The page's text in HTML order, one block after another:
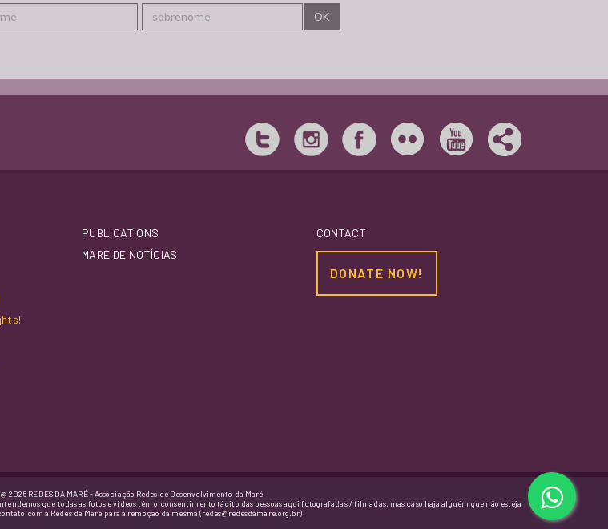
PUBLICATIONS
MARÉ DE NOTÍCIAS
CONTACT
DONATE NOW!
@ 2026 REDES DA MARÉ - Associação Redes de Desenvolvimento da Maré
que todas as fotos e vídeos têm o consentimento tácito das pessoas aqui fotografadas / filmadas, mas caso haja alguém que não esteja
com a Redes da Maré para a remoção da mesma (redes@redesdamare.org.br).